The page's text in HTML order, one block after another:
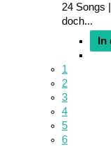
24 Songs
doch...
1
2
3
4
5
6